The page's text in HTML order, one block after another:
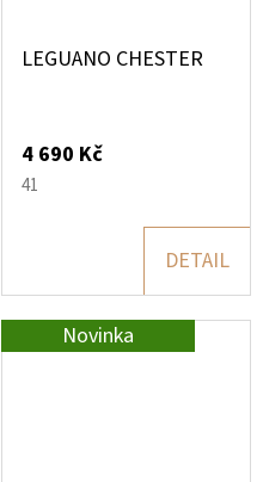
LEGUANO CHESTER
4 690 Kč
41
DETAIL
Novinka